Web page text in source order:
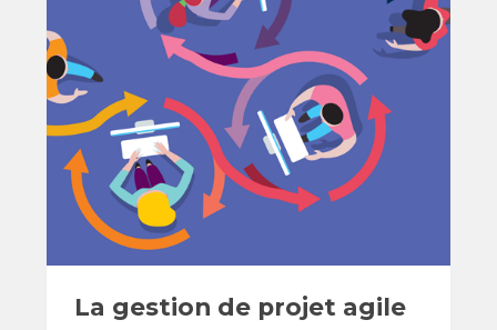
La gestion de projet agile